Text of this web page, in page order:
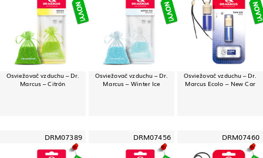
Osviežovač vzduchu – Dr.
Marcus – Citrón
Osviežovač vzduchu – Dr.
Marcus – Winter Ice
Osviežovač vzduchu – Dr.
Marcus Ecolo – New Car
DRM07389 DRM07456 DRM07460